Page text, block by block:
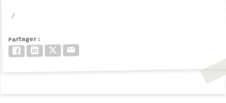
Partager
FacebookLinkedInTwitter/X